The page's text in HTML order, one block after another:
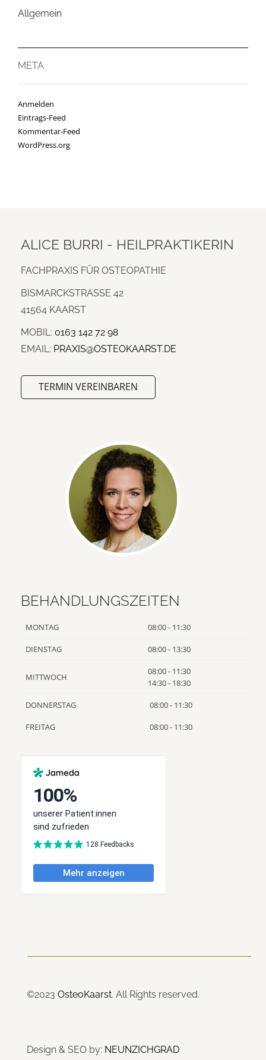
Allgemein
META
Anmelden
Eintrags-Feed
Kommentar-Feed
WordPress.org
ALICE BURRI - HEILPRAKTIKERIN
FACHPRAXIS FÜR OSTEOPATHIE
BISMARCKSTRASSE 42
41564 KAARST
MOBIL: 0163 142 72 98
EMAIL: PRAXIS@OSTEOKAARST.DE
TERMIN VEREINBAREN
BEHANDLUNGSZEITEN
MONTAG 08:00 - 11:30
DIENSTAG 08:00 - 13:30
MITTWOCH
08:00 - 11:30
14:30 - 18:30
DONNERSTAG 08:00 - 11:30
FREITAG 08:00 - 11:30
©2023 OsteoKaarst. All Rights reserved.
Design & SEO by: NEUNZICHGRAD